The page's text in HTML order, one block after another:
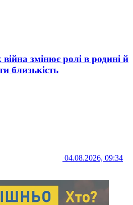
війна змінює ролі в родині й
близькість
04.08.2026, 09:34